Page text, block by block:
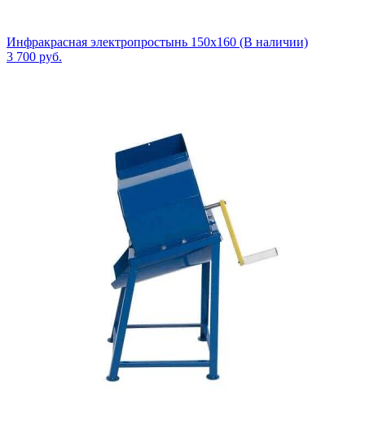
Инфракрасная электропростынь 150x160 (В наличии)
3 700 руб.